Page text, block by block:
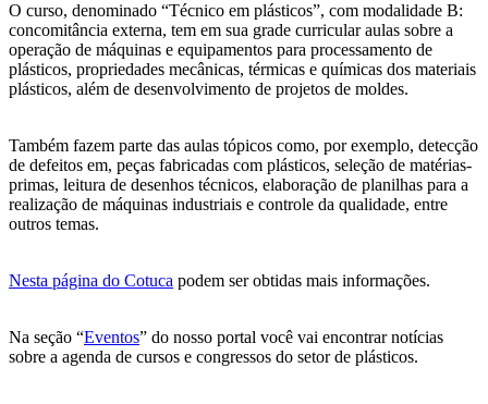
O curso, denominado “Técnico em plásticos”, com modalidade B:
concomitância externa, tem em sua grade curricular aulas sobre a
operação de máquinas e equipamentos para processamento de
plásticos, propriedades mecânicas, térmicas e químicas dos materiais
plásticos, além de desenvolvimento de projetos de moldes.
Também fazem parte das aulas tópicos como, por exemplo, detecção
de defeitos em, peças fabricadas com plásticos, seleção de matérias-
primas, leitura de desenhos técnicos, elaboração de planilhas para a
realização de máquinas industriais e controle da qualidade, entre
outros temas.
Nesta página do Cotuca podem ser obtidas mais informações.
Na seção “Eventos” do nosso portal você vai encontrar notícias
sobre a agenda de cursos e congressos do setor de plásticos.